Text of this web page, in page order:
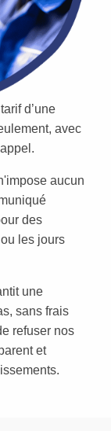
d’une
avec
aucun
des
les jours
une
sans frais
refuser nos
et